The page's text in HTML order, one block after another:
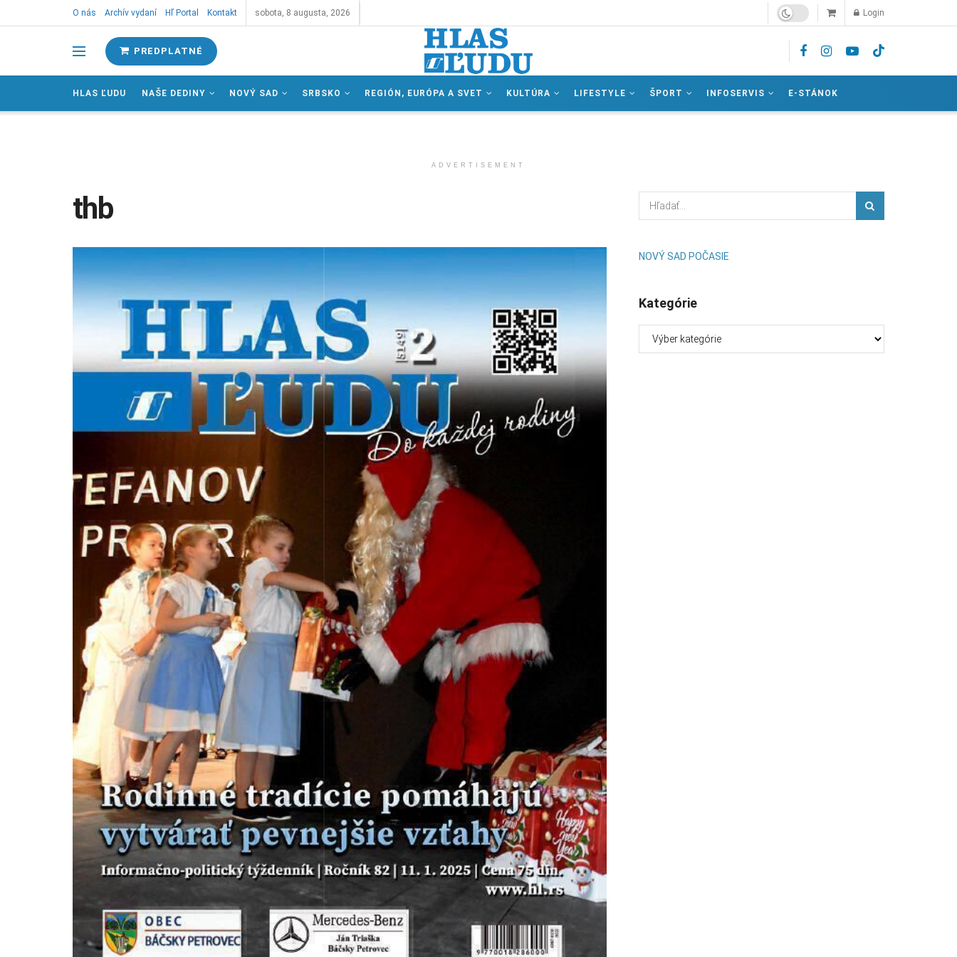
O nás Archív vydaní Hľ Portal Kontakt sobota, 8 augusta, 2026 Login
PREDPLATNÉ
HLAS ĽUDU NAŠE DEDINY NOVÝ SAD SRBSKO REGIÓN, EURÓPA A SVET KULTÚRA LIFESTYLE ŠPORT INFOSERVIS E-STÁNOK
ADVERTISEMENT
thb
NOVÝ SAD POČASIE
Kategórie